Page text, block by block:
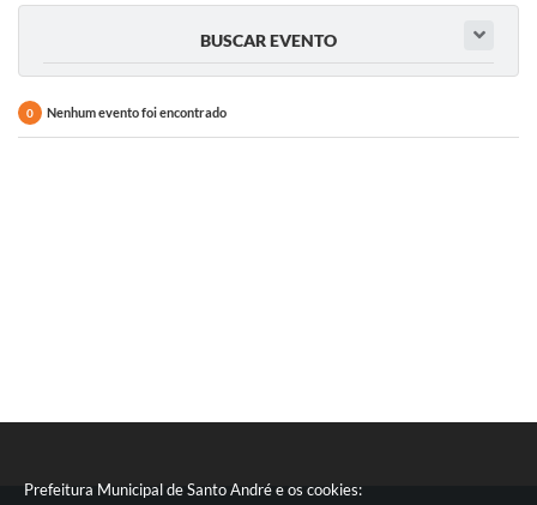
Prefeitura Municipal de Santo André e os cookies:
BUSCAR EVENTO
0 Nenhum evento foi encontrado